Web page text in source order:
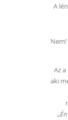
A
Az
aki